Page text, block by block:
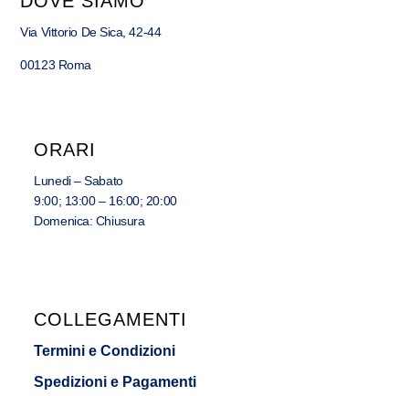
Via Vittorio De Sica, 42-44
00123 Roma
ORARI
Lunedi – Sabato
9:00; 13:00 – 16:00; 20:00
Domenica: Chiusura
COLLEGAMENTI
Termini e Condizioni
Spedizioni e Pagamenti